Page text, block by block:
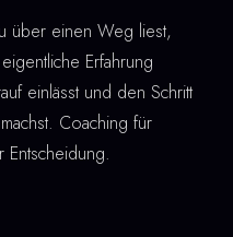
über einen Weg liest,
Erfahrung
einlässt und den Schritt
Coaching für